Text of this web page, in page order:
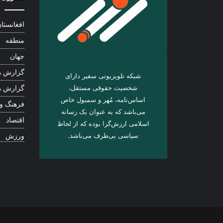
شبکه تلویزیونی سفیر دارای
شخصیت حقوقی مستقل،
اساس‌نامه، مُهر و سمبول خاص
می‌باشد که به عنوان یک رسانه
اسلامی ارزش‌گرا بوده که از لحاظ
سیاسی بی‌طرف می‌باشد.
منطقه
جهان
گزارش
گزارش
فرهنگ
اقتصاد
ورزش